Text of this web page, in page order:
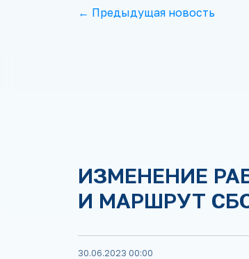
← Предыдущая новость
ИЗМЕНЕНИЕ
И МАРШРУТ
30.06.2023 00:00